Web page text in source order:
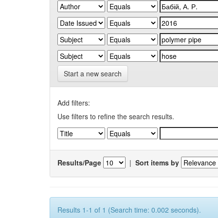
Start a new search
Add filters:
Use filters to refine the search results.
Results/Page | Sort items by
Results 1-1 of 1 (Search time: 0.002 seconds).